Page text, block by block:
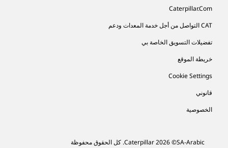
Caterpillar.com
CAT التواصل من أجل خدمة المعدات ودعم
تفضيلات التسويق الخاصة بي
خريطة الموقع
Cookie Settings
قانوني
الخصوصية
SA-Arabic© 2026 Caterpillar. كل الحقوق محفوظة